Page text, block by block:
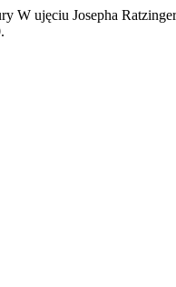
W ujęciu Josepha